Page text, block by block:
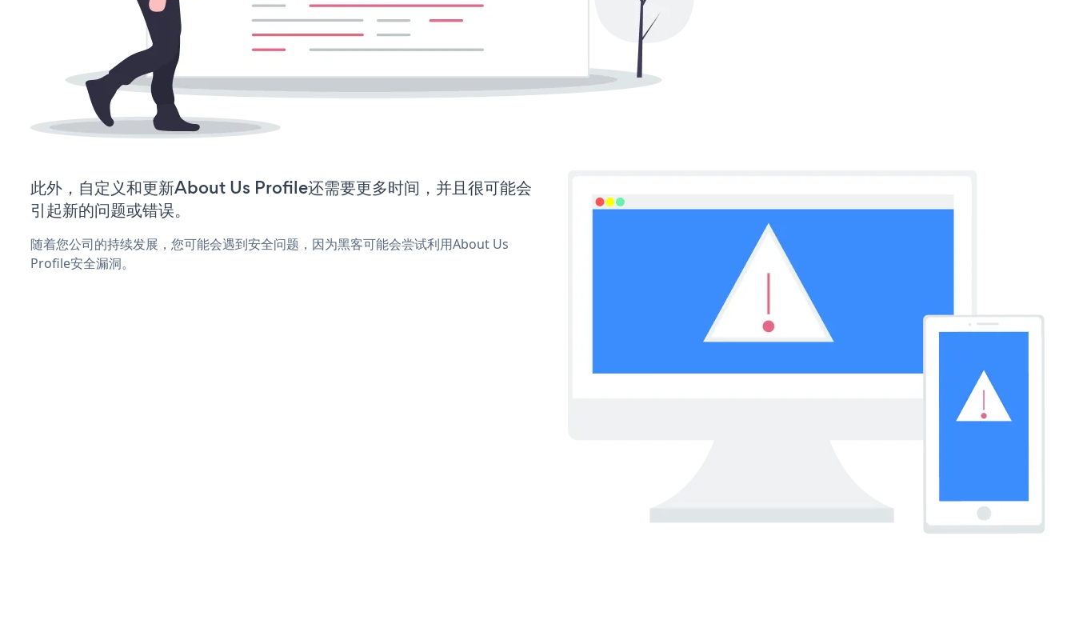
此外，自定义和更新About Us Profile还需要更多时间，并且很可能会
引起新的问题或错误。
随着您公司的持续发展，您可能会遇到安全问题，因为黑客可能会尝试利用About Us
Profile安全漏洞。